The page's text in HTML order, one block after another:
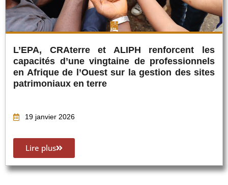
L’EPA, CRAterre et ALIPH renforcent les
capacités d’une vingtaine de professionnels
en Afrique de l’Ouest sur la gestion des sites
patrimoniaux en terre
19 janvier 2026
Lire plus